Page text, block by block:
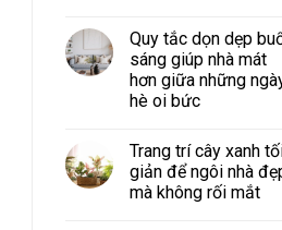
Quy tắc dọn dẹp
sáng giúp nhà mát
hơn giữa những
hè oi bức
Trang trí cây xanh
giản để ngôi nhà
mà không rối mắt